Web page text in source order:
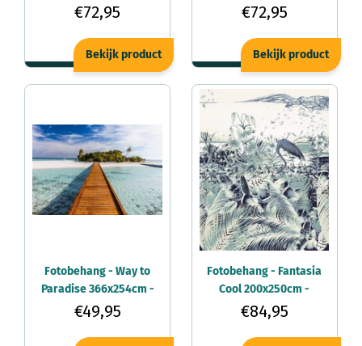
Vliesbehang
€72,95
Bekijk product
Vliesbehang
€72,95
Bekijk product
Fotobehang - Way to
Paradise 366x254cm -
Papierbehang
€49,95
Fotobehang - Fantasia
Cool 200x250cm -
Vliesbehang
€84,95